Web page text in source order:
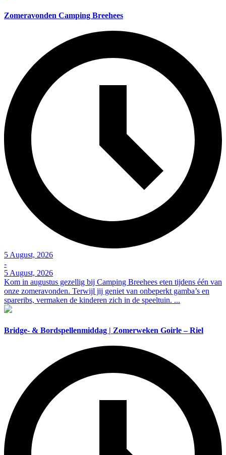
Zomeravonden Camping Breehees
5 August, 2026
-
5 August, 2026
Kom in augustus gezellig bij Camping Breehees eten tijdens één van
onze zomeravonden. Terwijl jij geniet van onbeperkt gamba’s en
spareribs, vermaken de kinderen zich in de speeltuin. ...
Bridge- & Bordspellenmiddag | Zomerweken Goirle – Riel